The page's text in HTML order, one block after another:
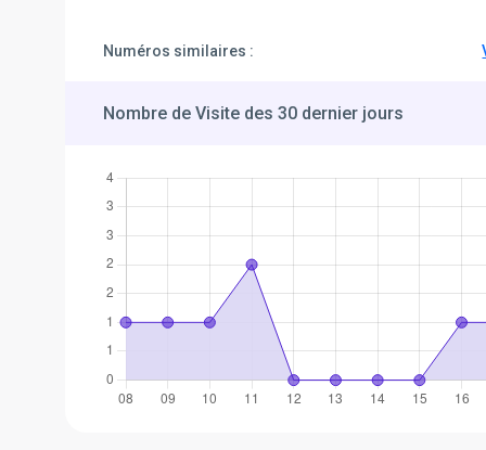
Numéros similaires :
Nombre de Visite des 30 dernier jours